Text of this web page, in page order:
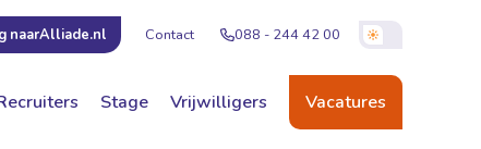
naarAlliade.nl Contact 088 - 244 42 00
Stage Vrijwilligers Vacatures